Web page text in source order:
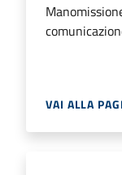
VAI ALLA